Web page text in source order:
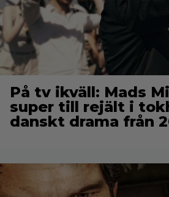
På tv ikväll: Mads
super till rejält i
danskt drama från